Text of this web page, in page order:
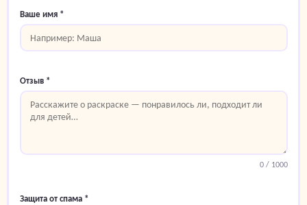
Ваше имя *
Отзыв *
0/ 1000
Защита от спама *